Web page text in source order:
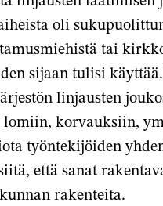
oli
tai
sijaan tulisi
linjausten
lomiin, korvauksiin,
työntekijöiden
että sanat
rakenteita.